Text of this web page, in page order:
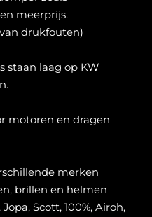
meerprijs.
drukfouten)
staan laag op KW
motoren en dragen
merken
brillen en helmen
Scott, 100%, Airoh,